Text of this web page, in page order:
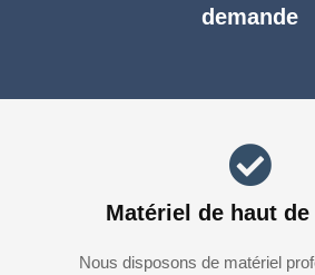
demande
Matériel de haut de
Nous disposons de matériel